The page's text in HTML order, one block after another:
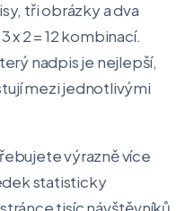
tři obrázky a dva
x 2 = 12 kombinací.
nadpis je nejlepší,
mezi jednotlivými
výrazně více
statisticky